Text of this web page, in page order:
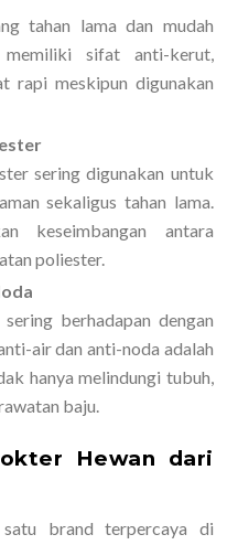
tahan lama dan mudah
sifat anti-kerut,
rapi meskipun digunakan
sering digunakan untuk
sekaligus tahan lama.
keseimbangan antara
poliester.
berhadapan dengan
air dan anti-noda adalah
hanya melindungi tubuh,
baju.
Hewan dari
satu brand terpercaya di